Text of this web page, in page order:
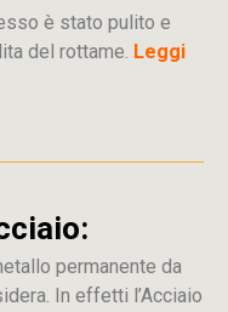
è stato pulito e
del rottame. Leggi
permanente da
In effetti l’Acciaio